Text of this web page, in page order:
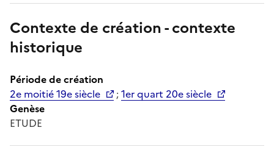
Contexte de création - contexte
historique
Période de création
2e moitié 19e siècle
;1er quart 20e siècle
Genèse
ETUDE